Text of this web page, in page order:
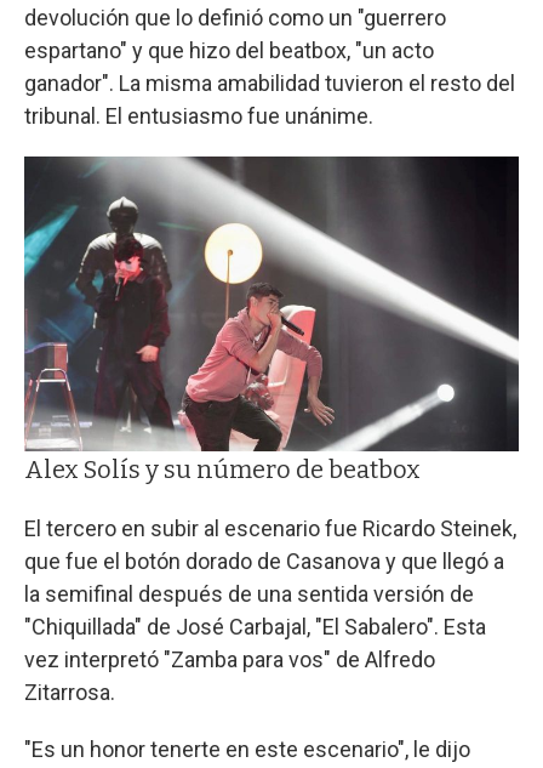
devolución que lo definió como un "guerrero
espartano" y que hizo del beatbox, "un acto
ganador". La misma amabilidad tuvieron el resto del
tribunal. El entusiasmo fue unánime.
Alex Solís y su número de beatbox
El tercero en subir al escenario fue Ricardo Steinek,
que fue el botón dorado de Casanova y que llegó a
la semifinal después de una sentida versión de
"Chiquillada" de José Carbajal, "El Sabalero". Esta
vez interpretó "Zamba para vos" de Alfredo
Zitarrosa.
"Es un honor tenerte en este escenario", le dijo